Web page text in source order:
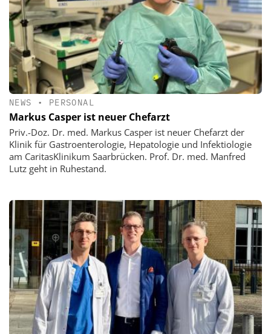
NEWS • PERSONAL
Markus Casper ist neuer Chefarzt
Priv.-Doz. Dr. med. Markus Casper ist neuer Chefarzt der
Klinik für Gastroenterologie, Hepatologie und Infektiologie
am CaritasKlinikum Saarbrücken. Prof. Dr. med. Manfred
Lutz geht in Ruhestand.